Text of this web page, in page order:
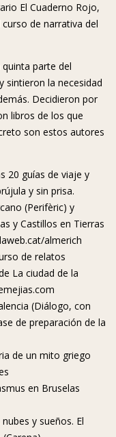
El Cuaderno Rojo,
de narrativa del
parte del
sintieron la necesidad
Decidieron por
libros de los que
son estos autores
20 guías de viaje y
y sin prisa.
(Perifèric) y
y Castillos en Tierras
almerich
de relatos
La ciudad de la
(Diálogo, con
de preparación de la
de un mito griego
en Bruselas
y sueños. El